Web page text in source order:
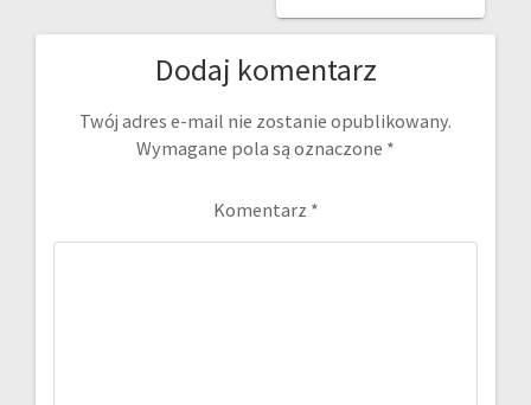
Dodaj komentarz
Twój adres e-mail nie zostanie opublikowany.
Wymagane pola są oznaczone *
Komentarz *